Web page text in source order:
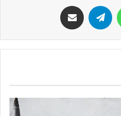
واتساب تيلقرام